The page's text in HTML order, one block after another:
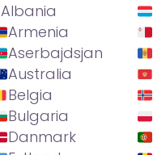
Albania
Armenia
Aserbajdsjan
Australia
Belgia
Bulgaria
Danmark